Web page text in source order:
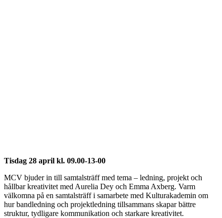
Tisdag 28 april kl. 09.00-13-00
MCV bjuder in till samtalsträff med tema – ledning, projekt och
hållbar kreativitet med Aurelia Dey och Emma Axberg. Varm
välkomna på en samtalsträff i samarbete med Kulturakademin om
hur bandledning och projektledning tillsammans skapar bättre
struktur, tydligare kommunikation och starkare kreativitet.